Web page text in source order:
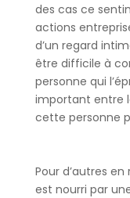
des cas ce
actions
d’un regard
être difficile à
personne qui
important entre
cette personne
Pour d’autres
est nourri par